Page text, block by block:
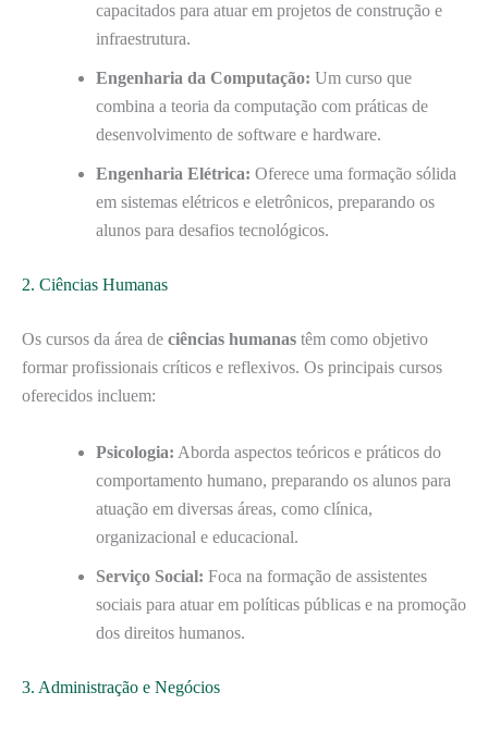
capacitados para atuar em projetos de construção e
infraestrutura.
Engenharia da Computação: Um curso que
combina a teoria da computação com práticas de
desenvolvimento de software e hardware.
Engenharia Elétrica: Oferece uma formação sólida
em sistemas elétricos e eletrônicos, preparando os
alunos para desafios tecnológicos.
2. Ciências Humanas
Os cursos da área de ciências humanas têm como objetivo
formar profissionais críticos e reflexivos. Os principais cursos
oferecidos incluem:
Psicologia: Aborda aspectos teóricos e práticos do
comportamento humano, preparando os alunos para
atuação em diversas áreas, como clínica,
organizacional e educacional.
Serviço Social: Foca na formação de assistentes
sociais para atuar em políticas públicas e na promoção
dos direitos humanos.
3. Administração e Negócios